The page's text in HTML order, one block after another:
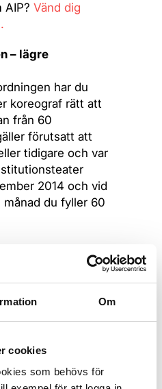
Om
cookies
som behövs för
AIP? Vänd dig
– lägre
har du
koreograf rätt att
från 60
förutsatt att
tidigare och var
2014 och vid
månad du fyller 60
löper på.
vid en
av
förutsatt att du